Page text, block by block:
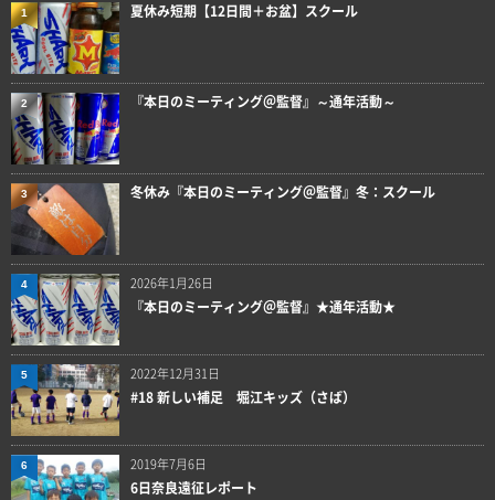
夏休み短期【12日間＋お盆】スクール
1
『本日のミーティング＠監督』～通年活動～
2
冬休み『本日のミーティング＠監督』冬：スクール
3
2026年1月26日
『本日のミーティング＠監督』★通年活動★
4
2022年12月31日
#18 新しい補足 堀江キッズ（さば）
5
2019年7月6日
6日奈良遠征レポート
6